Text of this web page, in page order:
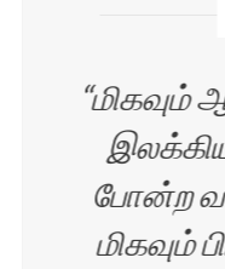
மிகவும்
போன்ற
மிகவும்